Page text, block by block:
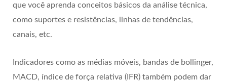
que você aprenda conceitos básicos da análise técnica,
como suportes e resistências, linhas de tendências,
canais, etc.
Indicadores como as médias móveis, bandas de bollinger,
MACD, índice de força relativa (IFR) também podem dar